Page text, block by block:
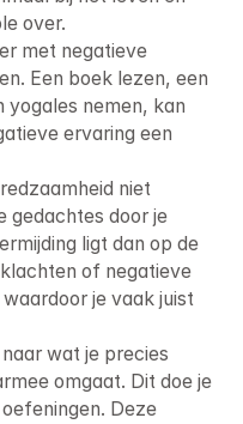
over.
met negatieve
Een boek lezen, een
yogales nemen, kan
ervaring een
niet
gedachtes door je
ligt dan op de
of negatieve
je vaak juist
wat je precies
omgaat. Dit doe je
Deze